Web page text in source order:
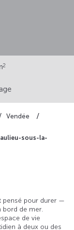
Vendée
sous-la-
2
pensé pour durer —
bord de mer.
de vie
à deux ou des